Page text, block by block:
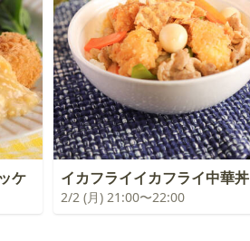
ケ イカフライイカフライ中華丼
2/2 (月) 21:00〜22:00